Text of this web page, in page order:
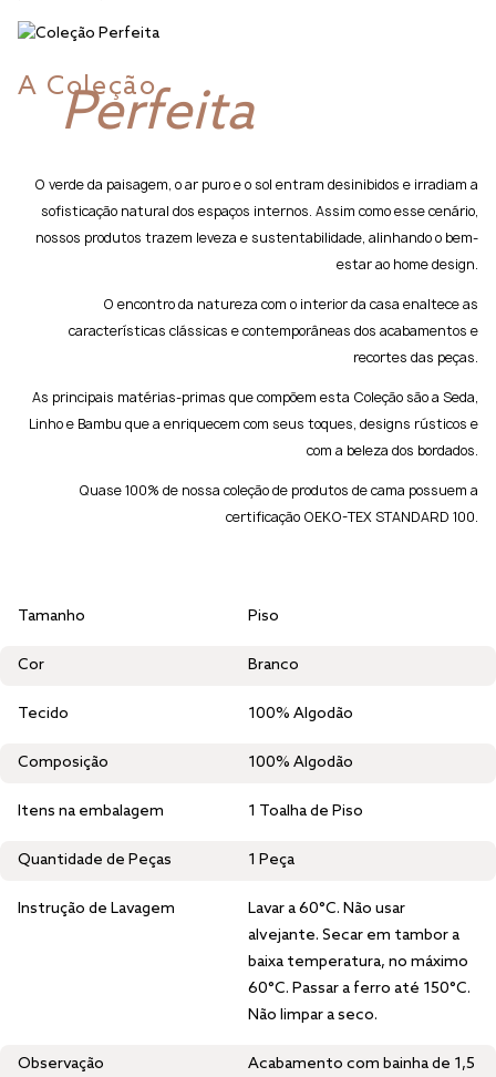
A Coleção
Perfeita
O verde da paisagem, o ar puro e o sol entram desinibidos e irradiam a
sofisticação natural dos espaços internos. Assim como esse cenário,
nossos produtos trazem leveza e sustentabilidade, alinhando o bem-
estar ao home design.
O encontro da natureza com o interior da casa enaltece as
características clássicas e contemporâneas dos acabamentos e
recortes das peças.
As principais matérias-primas que compõem esta Coleção são a Seda,
Linho e Bambu que a enriquecem com seus toques, designs rústicos e
com a beleza dos bordados.
Quase 100% de nossa coleção de produtos de cama possuem a
certificação OEKO-TEX STANDARD 100.
Tamanho Piso
Cor Branco
Tecido 100% Algodão
Composição 100% Algodão
Itens na embalagem 1 Toalha de Piso
Quantidade de Peças 1 Peça
Instrução de Lavagem
Lavar a 60°C. Não usar
alvejante. Secar em tambor a
baixa temperatura, no máximo
60°C. Passar a ferro até 150°C.
Não limpar a seco.
Observação Acabamento com bainha de 1,5